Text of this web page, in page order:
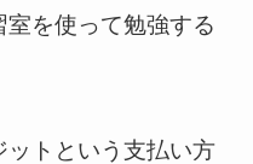
を使って勉強する
ットという支払い方